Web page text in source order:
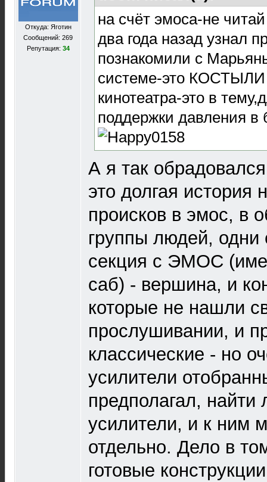
Откуда: Яготин
Сообщений: 269
Репутация: 34
на счёт эмоса-не
два года назад узнал
познакомили с
системе-это КОСТЫЛИ
кинотеатра-это в
поддержки давления
А я так
это долгая история
происков в эмос, в
группы людей, одни
секция с ЭМОС
саб) - вершина, и
которые не нашли
прослушивании, и
классические - но
усилители
предполагал, найти
усилители, и к ним
отдельно. Дело в
готовые